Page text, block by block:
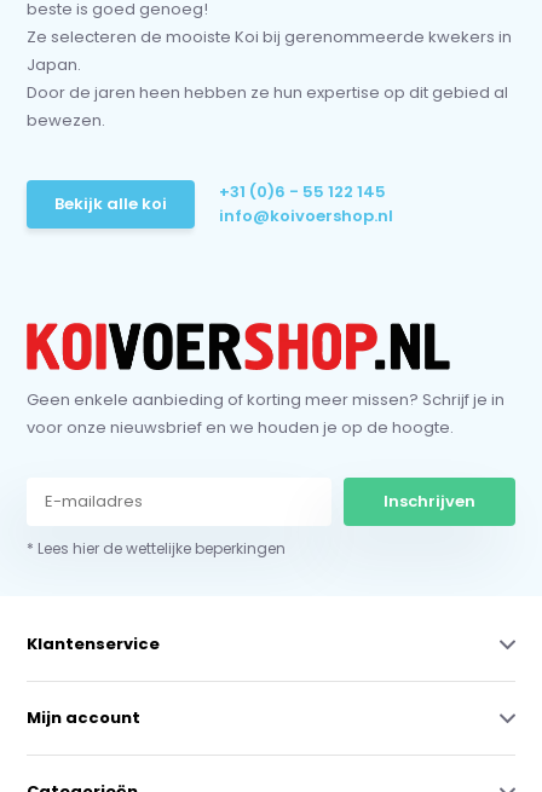
beste is goed genoeg!
Ze selecteren de mooiste Koi bij gerenommeerde kwekers in
Japan.
Door de jaren heen hebben ze hun expertise op dit gebied al
bewezen.
Bekijk alle koi
+31 (0)6 - 55 122 145
info@koivoershop.nl
Geen enkele aanbieding of korting meer missen? Schrijf je in
voor onze nieuwsbrief en we houden je op de hoogte.
Inschrijven
* Lees hier de wettelijke beperkingen
Klantenservice
Mijn account